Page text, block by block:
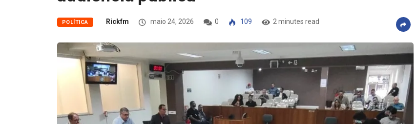
POLÍTICA Rickfm maio 24, 2026 0 109 2 minutes read